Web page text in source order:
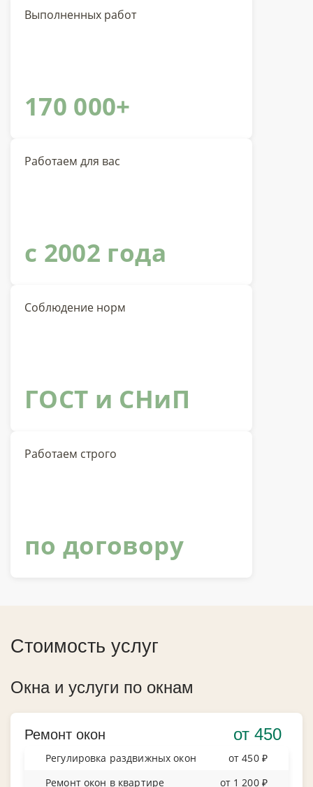
Выполненных работ
170 000+
Работаем для вас
с 2002 года
Соблюдение норм
ГОСТ и СНиП
Работаем строго
по договору
Стоимость услуг
Окна и услуги по окнам
Ремонт окон от 450
Регулировка раздвижных окон
от 450 ₽
Ремонт окон в квартире
от 1 200 ₽